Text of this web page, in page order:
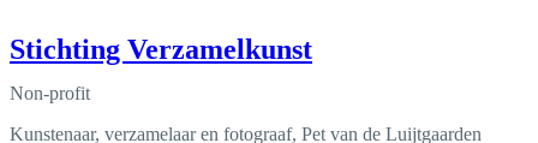
Stichting Verzamelkunst
Non-profit
Kunstenaar, verzamelaar en fotograaf, Pet van de Luijtgaarden